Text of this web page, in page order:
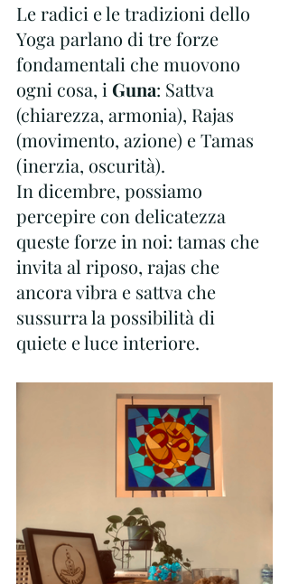
Le radici e le tradizioni dello
Yoga parlano di tre forze
fondamentali che muovono
ogni cosa, i Guna: Sattva
(chiarezza, armonia), Rajas
(movimento, azione) e Tamas
(inerzia, oscurità).
In dicembre, possiamo
percepire con delicatezza
queste forze in noi: tamas che
invita al riposo, rajas che
ancora vibra e sattva che
sussurra la possibilità di
quiete e luce interiore.